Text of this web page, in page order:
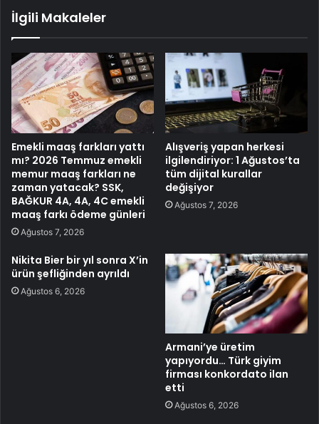
İlgili Makaleler
Emekli maaş farkları yattı
mı? 2026 Temmuz emekli
memur maaş farkları ne
zaman yatacak? SSK,
BAĞKUR 4A, 4A, 4C emekli
maaş farkı ödeme günleri
Ağustos 7, 2026
Alışveriş yapan herkesi
ilgilendiriyor: 1 Ağustos’ta
tüm dijital kurallar
değişiyor
Ağustos 7, 2026
Nikita Bier bir yıl sonra X’in
ürün şefliğinden ayrıldı
Ağustos 6, 2026
Armani’ye üretim
yapıyordu… Türk giyim
firması konkordato ilan
etti
Ağustos 6, 2026